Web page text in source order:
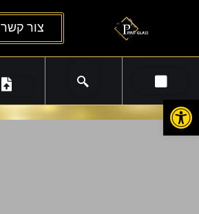
צור קשר
פתח סרגל נגישות